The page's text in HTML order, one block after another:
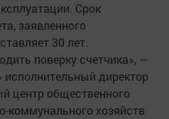
Срок
заявленного
30 лет.
поверку счетчика», —
директор
центр общественного
коммунального хозяйств